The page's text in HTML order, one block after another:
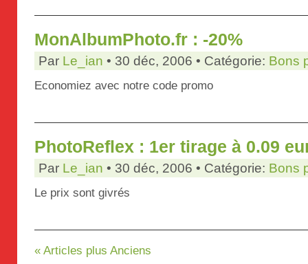
MonAlbumPhoto.fr : -20%
Par Le_ian • 30 déc, 2006 • Catégorie: Bons
Economiez avec notre code promo
PhotoReflex : 1er tirage à 0.09
Par Le_ian • 30 déc, 2006 • Catégorie: Bons
Le prix sont givrés
« Articles plus Anciens